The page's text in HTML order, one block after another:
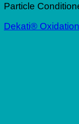
Particle
Dekati®